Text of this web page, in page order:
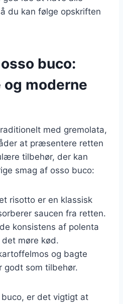
du kan følge opskriften
buco:
moderne
med gremolata,
at præsentere retten
tilbehør, der kan
smag af osso buco:
risotto er en klassisk
saucen fra retten.
konsistens af polenta
møre kød.
og bagte
godt som tilbehør.
er det vigtigt at